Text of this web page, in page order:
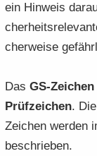
ein Hin­weis
cher­wei­se
Das GS-​Zeichen
Prüf­zei­chen.
Zeichen wer­den
be­schrie­ben.